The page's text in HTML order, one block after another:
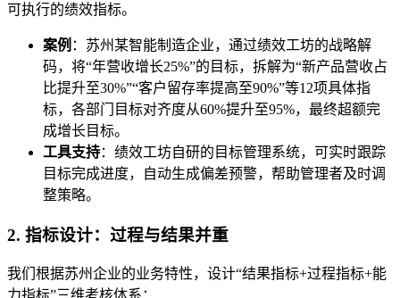
可执行的绩效指标。
案例 ：苏州某智能制造企业，通过绩效工坊的战略解
码，将“年营收增长25%”的目标，拆解为“新产品营收占
比提升至30%”“客户留存率提高至90%”等12项具体指
标，各部门目标对齐度从60%提升至95%，最终超额完
成增长目标。
工具支持：绩效工坊自研的目标管理系统，可实时跟踪
目标完成进度，自动生成偏差预警，帮助管理者及时调
整策略。
2. 指标设计：过程与结果并重
我们根据苏州企业的业务特性，设计“结果指标+过程指标+能